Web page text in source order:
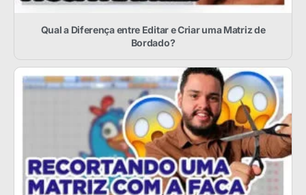
Qual a Diferença entre Editar e Criar uma Matriz de
Bordado?